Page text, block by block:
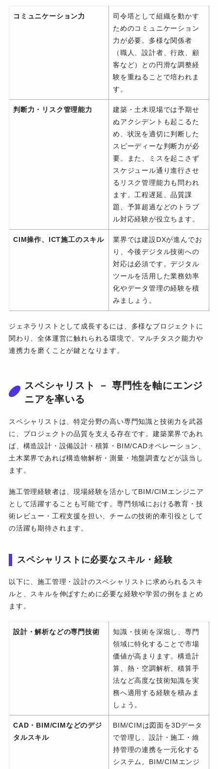
コミュニケーション力
司令塔として組織を動かす
ためのコミュニケーション
力が必要。多様な関係者
（職人、設計者、行政、顧
客など）との円滑な調整経
験を重ねることで培われま
す。
判断力・リスク管理能力
建築・土木現場では予期せ
ぬアクシデントも起こるた
め、状況を適切に判断した
スピーディーな判断力が必
要。また、ミスを起こさず
スケジュール通り進行させ
るリスク管理能力も問われ
ます。工程遅延、品質課
題、予算超過などのトラブ
ル対応経験が役立ちます。
CIM操作、ICT施工のスキル
業界では建設DXが進んでお
り、今後デジタル技術への
対応は必須です。デジタル
ツールを活用した業務効率
化やデータ管理の経験を積
みましょう。
ジェネラリストとして成長するには、多様なプロジェクトに
関わり、全体運営に触れられる環境で、マルチタスク能力や
連携力を磨くことが鍵となります。
スペシャリスト － 専門性を軸にエンジ
ニアを率いる
スペシャリストは、特定分野の高い専門知識と技術力を武器
に、プロジェクトの品質を支える存在です。建築業界であれ
ば、構造設計・設備設計・積算・BIM/CADオペレーション、
土木業界であれば構造物解析・測量・地盤調査などが該当し
ます。
施工管理経験者は、現場経験を活かしてBIM/CIMエンジニア
として活躍することも可能です。専門領域における教育・技
術レビュー・工程支援を担い、チームの技術的牽引役として
の活躍も期待されます。
スペシャリストに必要なスキル・経験
以下に、施工管理・設計のスペシャリストに求められるスキ
ルと、スキルを伸ばすために必要な経験や学習の例をまとめ
ます。
設計・解析などの専門技術
知識・技術を深堀し、専門
領域に特化することで市場
価値が高まります。構造計
算、熱・空調解析、積算手
法など高度な技術知識を実
務へ適用する経験を積みま
しょう。
CAD・BIM/CIMなどのデジ
タルスキル
BIM/CIMは図面を3Dデータ
で管理し、設計・施工・維
持管理の連携を一元化する
システム。BIM/CIMエンジ